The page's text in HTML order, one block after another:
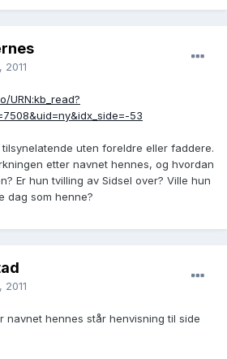
2011
URN:kb_read?
53
uten foreldre eller faddere.
etter navnet hennes, og hvordan
Er hun tvilling av Sidsel over? Ville hun
dag som henne?
2011
navnet hennes står henvisning til side